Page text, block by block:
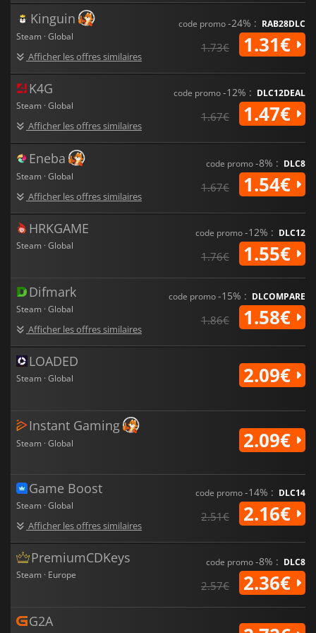
Kinguin
Steam · Global
Afficher les offres similaires
code promo-24% : RAB28DLC
1.73€ 1.31€
K4G
Steam · Global
Afficher les offres similaires
code promo-12% : DLC12DEAL
1.67€ 1.47€
Eneba
Steam · Global
Afficher les offres similaires
code promo-8% : DLC8
1.67€ 1.54€
HRKGAME
Steam · Global
code promo-12% : DLC12
1.76€ 1.55€
Difmark
Steam · Global
Afficher les offres similaires
code promo-15% : DLCOMPARE
1.86€ 1.58€
LOADED
Steam · Global 2.09€
Instant Gaming
Steam · Global 2.09€
Game Boost
Steam · Global
Afficher les offres similaires
code promo-14% : DLC14
2.51€ 2.16€
PremiumCDKeys
Steam · Europe
code promo-8% : DLC8
2.57€ 2.36€
G2A